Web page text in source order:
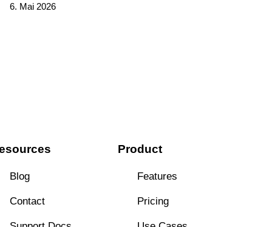
6. Mai 2026
Blog
Contact
Product
Features
Pricing